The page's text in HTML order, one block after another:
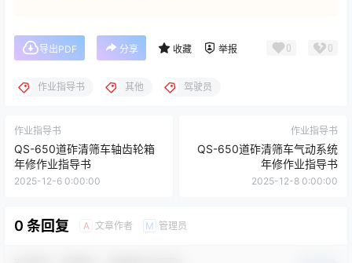
导出PDF 分享 收藏 举报 0 0
作业指导书 其他 驾驶员
作业指导书
QS-650道砟清筛车轴齿轮箱
年修作业指导书
2025-12-6 0:00:00
作业指导书
QS-650道砟清筛车气动系统
年修作业指导书
2025-12-8 0:00:00
0 条回复 A 文章作者 M 管理员